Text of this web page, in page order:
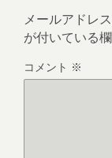
メールアドレ
が付いている
コメント ※